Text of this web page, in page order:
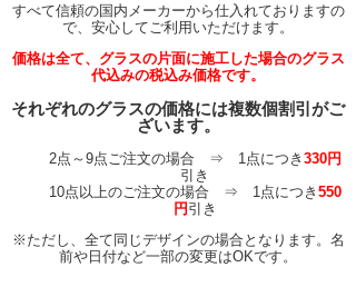
すべて信頼の国内メーカーから仕入れておりますの
で、安心してご利用いただけます。
価格は全て、グラスの片面に施工した場合のグラス
代込みの税込み価格です。
それぞれのグラスの価格には複数個割引がご
ざいます。
2点～9点ご注文の場合 ⇒ 1点につき 330円
引き
10点以上のご注文の場合 ⇒ 1点につき 550
円 引き
※ただし、全て同じデザインの場合となります。名
前や日付など一部の変更はOKです。